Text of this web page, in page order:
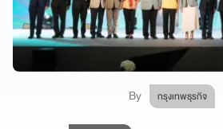
By กรุงเทพธุรกิจ